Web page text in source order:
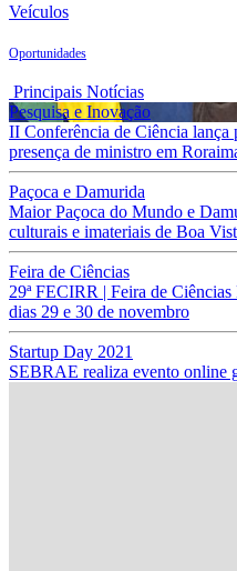
Veículos
Oportunidades
Principais Notícias
Pesquisa e Inovação
II Conferência de Ciência lança
presença de ministro em
Paçoca e Damurida
Maior Paçoca do Mundo e
culturais e imateriais de Boa
Feira de Ciências
29ª FECIRR | Feira de
dias 29 e 30 de novembro
Startup Day 2021
SEBRAE realiza evento online